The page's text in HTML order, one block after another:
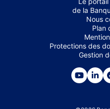
de la
Nous
Plan
Protections des
Gestion